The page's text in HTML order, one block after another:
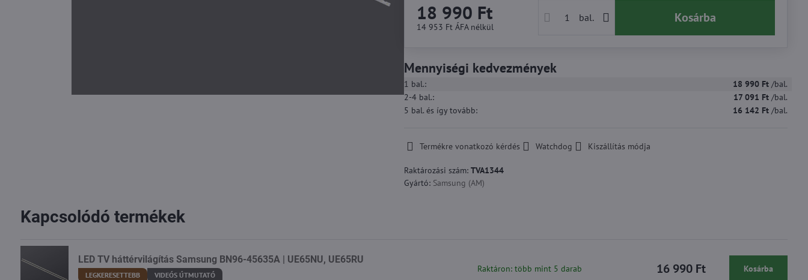
18 990 Ft
14 953 Ft ÁFA nélkül
bal. Kosárba
Mennyiségi kedvezmények
1 bal.: 18 990 Ft /bal.
2-4bal.: 17 091 Ft /bal.
5 bal.és így tovább: 16 142 Ft /bal.
Termékre vonatkozó kérdés Watchdog Kiszállítás módja
Raktározási szám: TVA1344
Gyártó: Samsung (AM)
Kapcsolódó termékek
LED TV háttérvilágítás Samsung BN96-45635A | UE65NU, UE65RU
LEGKERESETTEBB VIDEÓS ÚTMUTATÓ
Raktáron: több mint 5 darab 16 990 Ft Kosárba